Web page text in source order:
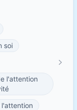
soi
l'attention